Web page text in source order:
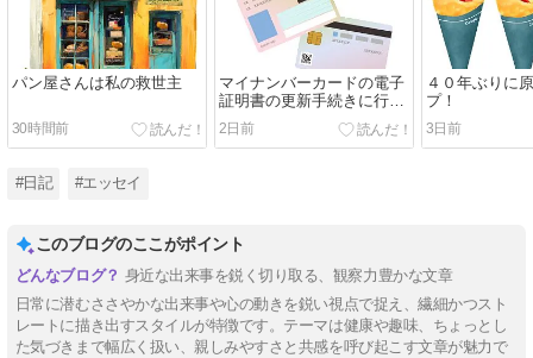
パン屋さんは私の救世主
30時間前
マイナンバーカードの電子
証明書の更新手続きに行っ
たよ～
2日前
４０年ぶりに
プ！
3日前
#日記 #エッセイ
このブログのここがポイント
身近な出来事を鋭く切り取る、観察力豊かな文章
日常に潜むささやかな出来事や心の動きを鋭い視点で捉え、繊細かつスト
レートに描き出すスタイルが特徴です。テーマは健康や趣味、ちょっとし
た気づきまで幅広く扱い、親しみやすさと共感を呼び起こす文章が魅力で